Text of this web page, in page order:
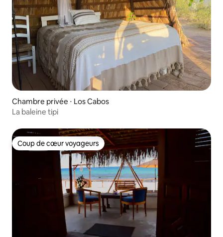
Chambre privée ⋅ Los Cabos
La baleine tipi
Coup de cœur voyageurs
Coup de cœur voyageurs